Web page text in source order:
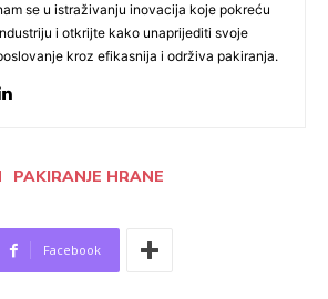
se u istraživanju inovacija koje pokreću
i otkrijte kako unaprijediti svoje
kroz efikasnija i održiva pakiranja.
PAKIRANJE HRANE
Facebook